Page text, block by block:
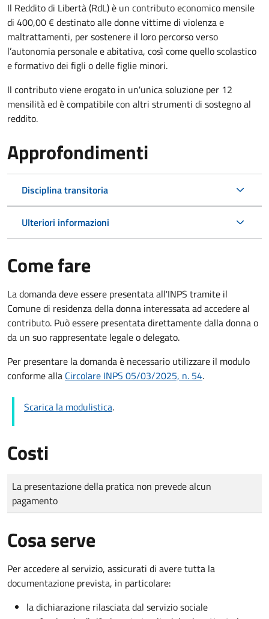
Il Reddito di Libertà (RdL) è un contributo economico mensile
di 400,00 € destinato alle donne vittime di violenza e
maltrattamenti, per sostenere il loro percorso verso
l’autonomia personale e abitativa, così come quello scolastico
e formativo dei figli o delle figlie minori.
Il contributo viene erogato in un'unica soluzione per 12
mensilità ed è compatibile con altri strumenti di sostegno al
reddito.
Approfondimenti
Disciplina transitoria
Ulteriori informazioni
Come fare
La domanda deve essere presentata all'INPS tramite il
Comune di residenza della donna interessata ad accedere al
contributo. Può essere presentata direttamente dalla donna o
da un suo rappresentate legale o delegato.
Per presentare la domanda è necessario utilizzare il modulo
conforme alla Circolare INPS 05/03/2025, n. 54.
Scarica la modulistica.
Costi
Tipo di pagamento
Importo
La presentazione della pratica non prevede alcun
pagamento
Cosa serve
Per accedere al servizio, assicurati di avere tutta la
documentazione prevista, in particolare:
la dichiarazione rilasciata dal servizio sociale